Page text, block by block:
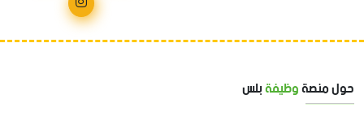
حول منصةوظيفةبلس